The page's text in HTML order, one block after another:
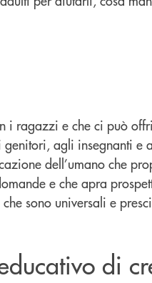
i ragazzi e che ci può
genitori, agli insegnanti e
dell’umano che
e che apra
sono universali e
di